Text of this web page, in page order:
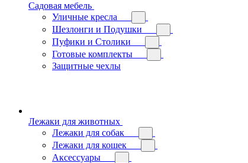
Садовая мебель
Уличные кресла
Шезлонги и Подушки
Пуфики и Столики
Готовые комплекты
Защитные чехлы
Лежаки для животных
Лежаки для собак
Лежаки для кошек
Аксессуары